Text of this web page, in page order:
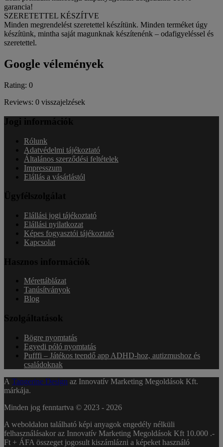
garancia!
SZERETETTEL KÉSZÍTVE
Minden megrendelést szeretettel készítünk. Minden terméket úgy
készítünk, mintha saját magunknak készítenénk – odafigyeléssel és
szeretettel.
Google vélemények
Rating: 0
Reviews: 0 visszajelzések
Jogi információk
Rólunk
Adatvédelmi tájékoztató
Általános szerződési feltételek
Impresszum
Elállás a vásárlástól
Ügyfélszolgálat
Elállási jogi tájékoztató
Elállási nyilatkozat
Képes fogyasztói tájékoztató
Kapcsolat
Hasznos információk
Mérettáblázat
Tanúsítványok
Blog
Szolgáltatások
Bögre nyomtatás
Egyedi póló nyomtatás
Pufffi – Játékos teendő app ADHD-hoz, autizmushoz és
családoknak
A Tangerine Design az Innovatív Marketing Megoldások Kft.
márkája.
Minden jog fenntartva © 2023 - 2026
A weboldalon található képi anyagok engedély nélküli
felhasználásakor az Innovatív Marketing Megoldások Kft 10.000 .-
Ft + ÁFA összeget jogosult kiszámlázni a képeket használó